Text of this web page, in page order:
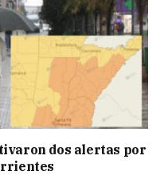
dos alertas por